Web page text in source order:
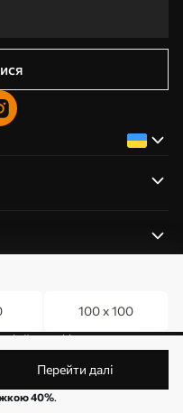
100 x 100
Перейти далі
40%.
файли cookie
захищені. Власник:
31780602.